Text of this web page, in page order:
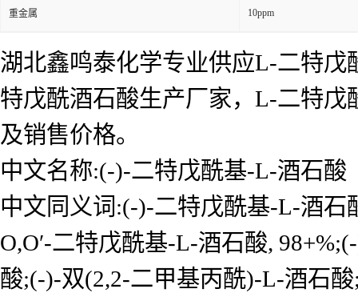
重金属 10ppm
湖北鑫鸣泰化学专业供应L-二特
特戊酰酒石酸生产厂家，L-二特
及销售价格。
中文名称:(-)-二特戊酰基-L-酒石酸
中文同义词:(-)-二特戊酰基-L-酒
O,O′-二特戊酰基-L-酒石酸,
酸;(-)-双(2,2-二甲基丙酰)-L-酒石